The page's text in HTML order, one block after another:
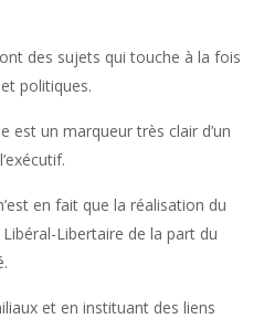
des sujets qui touche à la fois
politiques.
est un marqueur très clair d’un
en fait que la réalisation du
Libertaire de la part du
et en instituant des liens